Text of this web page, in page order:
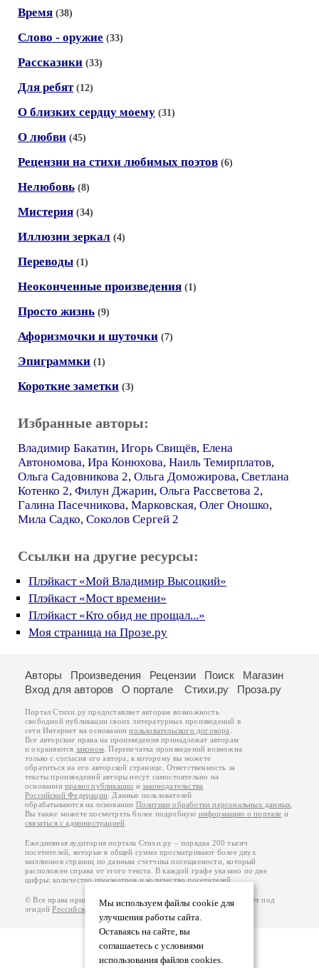
Время (38)
Слово - оружие (33)
Рассказики (33)
Для ребят (12)
О близких сердцу моему (31)
О любви (45)
Рецензии на стихи любимых поэтов (6)
Нелюбовь (8)
Мистерия (34)
Иллюзии зеркал (4)
Переводы (1)
Неоконченные произведения (1)
Просто жизнь (9)
Афоризмочки и шуточки (7)
Эпиграммки (1)
Короткие заметки (3)
Избранные авторы:
Владимир Бакатин, Игорь Свищёв, Елена
Автономова, Ира Конюхова, Наиль Темирплатов,
Ольга Садовникова 2, Ольга Доможирова, Светлана
Котенко 2, Филун Джарин, Ольга Рассветова 2,
Галина Пасечникова, Марковская, Олег Оношко,
Мила Садко, Соколов Сергей 2
Ссылки на другие ресурсы:
Плэйкаст «Мой Владимир Высоцкий»
Плэйкаст «Мост времени»
Плэйкаст «Кто обид не прощал...»
Моя страница на Прозе.ру
Мы используем файлы cookie для
улучшения работы сайта.
Оставаясь на сайте, вы
соглашаетесь с условиями
использования файлов cookies.
Авторы Произведения Рецензии Поиск
Магазин
Вход для авторов
О портале Стихи.ру Проза.ру
Портал Стихи.ру предоставляет авторам возможность
свободной публикации своих литературных произведений в
сети Интернет на основаниипользовательского договора
Все авторские права на произведения принадлежат авторам
и охраняются законом . Перепечатка произведений возможна
только с согласия его автора, к которому вы можете
обратиться на его авторской странице. Ответственность за
тексты произведений авторы несут самостоятельно на
основанииправил публикации изаконодательства
Российской Федерации . Данные пользователей
обрабатываются на основании Политики обработки персональных данных
Вы также можете посмотреть более подробную информацию о портале и
связаться с администрацией
Ежедневная аудитория портала Стихи.ру – порядка 200 тысяч
посетителей, которые в общей сумме просматривают более двух
миллионов страниц по данным счетчика посещаемости, который
расположен справа от этого текста. В каждой графе указано по две
цифры: количество просмотров и количество посетителей.
© Все права принадлежат авторам, 2000-2026. Портал работает под
эгидойРоссийского союза писателей 18+